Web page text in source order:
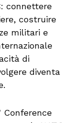
connettere
costruire
militari e
di
diventa